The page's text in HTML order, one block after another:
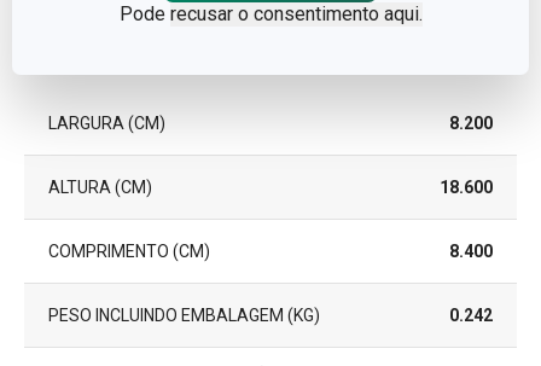
Pode recusar o consentimento aqui.
LARGURA (CM) 8.200
ALTURA (CM) 18.600
COMPRIMENTO (CM) 8.400
PESO INCLUINDO EMBALAGEM (KG) 0.242